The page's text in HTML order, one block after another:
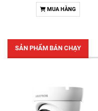
MUA HÀNG
SẢN PHẨM BÁN CHẠY